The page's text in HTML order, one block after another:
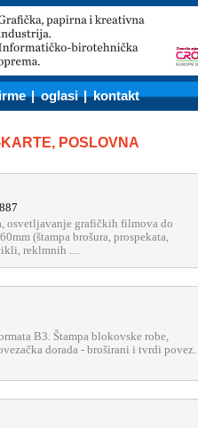
|oglasi |kontakt
POSLOVNA
osvetljavanje grafičkih filmova do
(štampa brošura, prospekata,
reklmnih ....
B3. Štampa blokovske robe,
dorada - broširani i tvrdi povez.